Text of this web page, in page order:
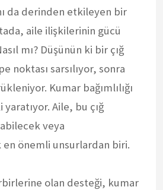
da derinden etkileyen bir
aile ilişkilerinin gücü
mı? Düşünün ki bir çığ
noktası sarsılıyor, sonra
Kumar bağımlılığı
Aile, bu çığ
veya
en önemli unsurlardan biri.
olan desteği, kumar